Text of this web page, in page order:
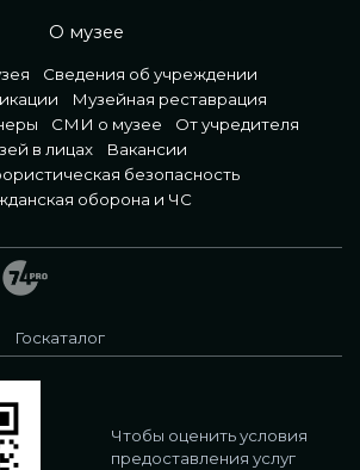
О музее
Сведения об учреждении
Музейная реставрация
СМИ о музее
От учредителя
в лицах
Вакансии
безопасность
оборона и ЧС
Госкаталог
Чтобы оценить условия
предоставления услуг